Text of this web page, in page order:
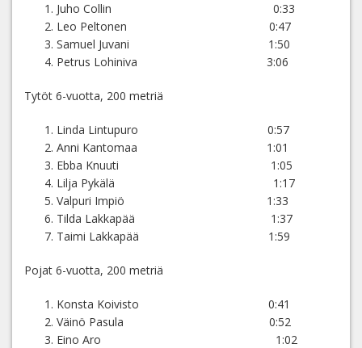
Juho Collin 0:33
Leo Peltonen 0:47
Samuel Juvani 1:50
Petrus Lohiniva 3:06
Tytöt 6-vuotta, 200 metriä
Linda Lintupuro 0:57
Anni Kantomaa 1:01
Ebba Knuuti 1:05
Lilja Pykälä 1:17
Valpuri Impiö 1:33
Tilda Lakkapää 1:37
Taimi Lakkapää 1:59
Pojat 6-vuotta, 200 metriä
Konsta Koivisto 0:41
Väinö Pasula 0:52
Eino Aro 1:02